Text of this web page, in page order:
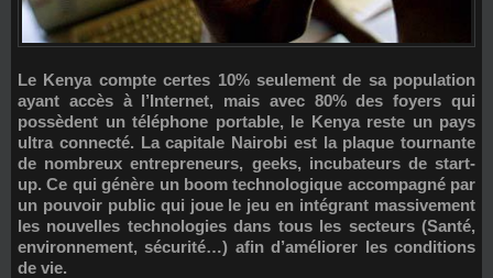
Le Kenya compte certes 10% seulement de sa population
ayant accès à l’Internet, mais avec 80% des foyers qui
possèdent un téléphone portable, le Kenya reste un pays
ultra connecté. La capitale Nairobi est la plaque tournante
de nombreux entrepreneurs, geeks, incubateurs de start-
up. Ce qui génère un boom technologique accompagné par
un pouvoir public qui joue le jeu en intégrant massivement
les nouvelles technologies dans tous les secteurs (Santé,
environnement, sécurité…) afin d’améliorer les conditions
de vie.